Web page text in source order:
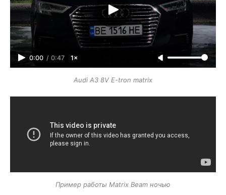
0:00 / 0:47 1×
Audi A3 8V E-tron matrix
Пример работы Matrix Beam ночью